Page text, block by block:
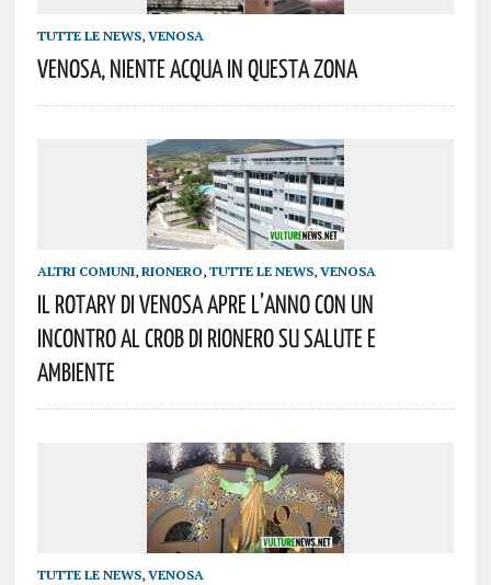
TUTTE LE NEWS, VENOSA
Venosa, Niente Acqua In Questa Zona
ALTRI COMUNI, RIONERO, TUTTE LE NEWS, VENOSA
Il Rotary Di Venosa Apre L’anno Con Un
Incontro Al Crob Di Rionero Su Salute E
Ambiente
TUTTE LE NEWS, VENOSA